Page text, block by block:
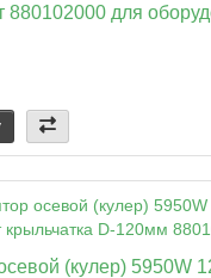
880102000 для
(кулер) 5950W